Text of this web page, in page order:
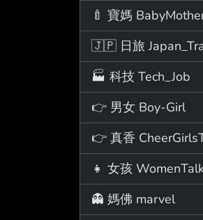
🍼 寶媽
🇯🇵 日旅
🏭 科技 Tech_Job
👉 男女 Boy-Girl
👉 真香
👧 女孩
👻 媽佛 marvel